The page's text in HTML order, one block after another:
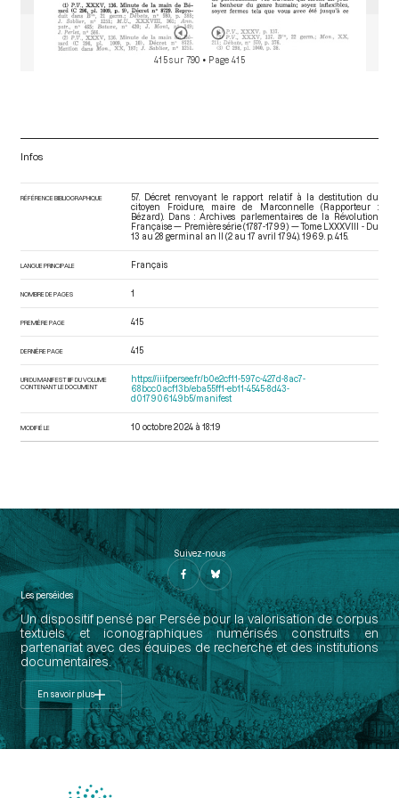
415 sur 790 • Page 415
Infos
RÉFÉRENCE BIBLIOGRAPHIQUE
57. Décret renvoyant le rapport relatif à la destitution du
citoyen Froidure, maire de Marconnelle (Rapporteur :
Bézard). Dans : Archives parlementaires de la Révolution
Française — Première série (1787-1799) — Tome LXXXVIII - Du
13 au 28 germinal an II (2 au 17 avril 1794) . 1969. p. 415.
LANGUE PRINCIPALE Français
NOMBRE DE PAGES 1
PREMIÈRE PAGE 415
DERNIÈRE PAGE 415
URI DU MANIFEST IIIF DU VOLUME
CONTENANT LE DOCUMENT
https://iiif.persee.fr/b0e2cf11-597c-427d-8ac7-
68bcc0acf13b/eba55ff1-eb11-4545-8d43-
d017906149b5/manifest
MODIFIÉ LE 10 octobre 2024 à 18:19
Suivez-nous
Les perséides
Un dispositif pensé par Persée pour la valorisation de corpus
textuels et iconographiques numérisés construits en
partenariat avec des équipes de recherche et des institutions
documentaires.
En savoir plus